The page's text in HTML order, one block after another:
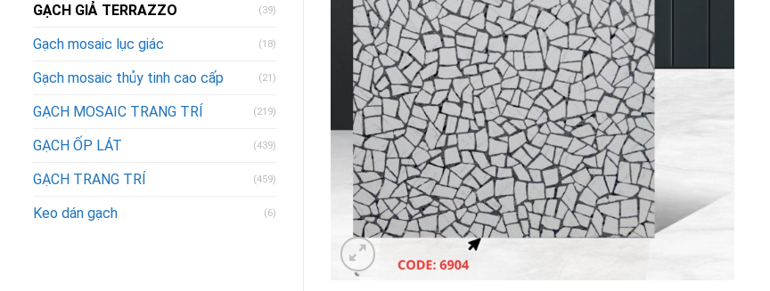
GẠCH GIẢ TERRAZZO (39)
Gạch mosaic lục giác (18)
Gạch mosaic thủy tinh cao cấp (21)
GẠCH MOSAIC TRANG TRÍ (219)
GẠCH ỐP LÁT (439)
GẠCH TRANG TRÍ (459)
Keo dán gạch (6)